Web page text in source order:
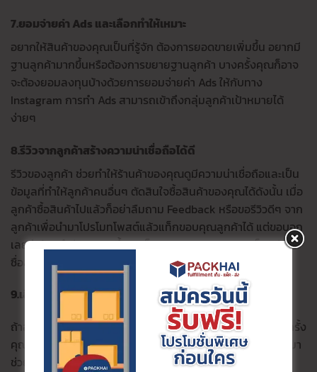
7.ยอมจ่ายค่า Ads และเลือกทำให้เหมาะ
อยากให้สินค้าของคุณเป็นที่รู้จัก ต้องการยอดขายเพิ่มขึ้น อยากมี
ฐานลูกค้ามากขึ้นหรือต้องการขยายฐานลูกค้า บางครั้งคุณก็อาจ
จะต้องยอมลงทุนบ้างด้วยการยอมจ่ายค่า Ads ให้กับทาง
Instagram การทำ Ads สามารถเข้าถึงกลุ่มลูกค้าเป้าหมายได้
ง่ายๆ
8.รีวิวจากลูกค้าสร้างความน่าเชื่อถือได้ดี
รีวิวของลูกค้า ช่วยทำให้ร้านค้าของคุณดูมีความน่าเชื่อถือและเป็น
ข้อมูลที่ทำให้ลูกค้าคนอื่นๆ ตัดสินใจซื้อสินค้าของคุณได้ดังนั้น เมื่อ
ลูกค้าซื้อสินค้าไปแล้วก็อย่าลืมถาม Feedback หรือขอรีวิวดีๆ จาก
ลูกค้าเพื่อนำมาโปรโมทโพสต์แล้วแท็กขอบคุณลูกค้าได้ แต่ขอบอก
เลยว่าห้ามทำรีวิวปลอมขึ้นมาเด็ดขาดเพราะนอกจากจะเป็นวิธีที่ไม่
ซื่อสัตย์แล้วยังเสี่ยงต่อการโป๊ะแตกอีกด้วย
9.เลือก influencer มาช่วยโปรโมท
ถ้าอยากให้สินค้ากลายเป็นที่รู้จักสร้างการจดจำแบรนด์ที่ดีบางครั้ง
คุณอาจจะต้องให้ Influencer ดังๆ มาช่วยโปรโมทสินค้าให้ หรือมา
ช่วยรีวิวสินค้าให้กับคุณ